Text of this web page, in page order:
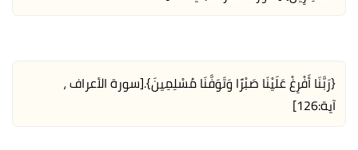
{رَبَّنَا أَفْرِغْ عَلَيْنَا صَبْرًا وَتَوَفَّنَا مُسْلِمِينَ}.[سورة الأعراف ،
آية:126]